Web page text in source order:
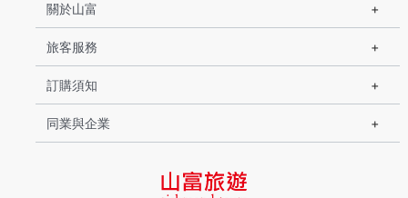
關於山富
旅客服務
訂購須知
同業與企業